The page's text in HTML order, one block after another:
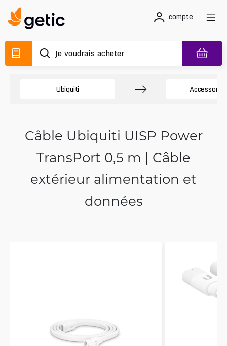
compte
Ubiquiti Accessory
Câble Ubiquiti UISP Power
TransPort 0,5 m | Câble
extérieur alimentation et
données